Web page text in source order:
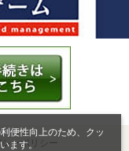
便性向上のため、クッ
ます。
ーポリシー